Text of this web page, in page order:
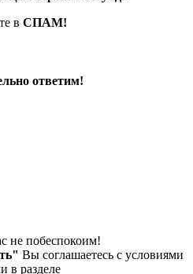
в СПАМ!
ответим!
не побеспокоим!
Вы соглашаетесь с условиями
в разделе